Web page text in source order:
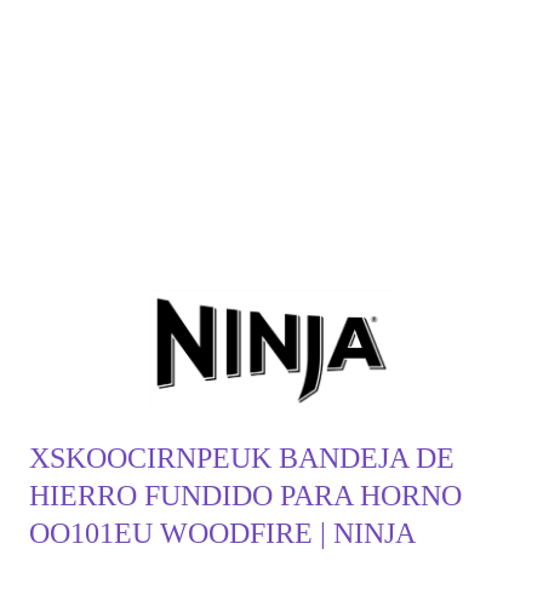
XSKOOCIRNPEUK BANDEJA DE
HIERRO FUNDIDO PARA HORNO
OO101EU WOODFIRE | NINJA